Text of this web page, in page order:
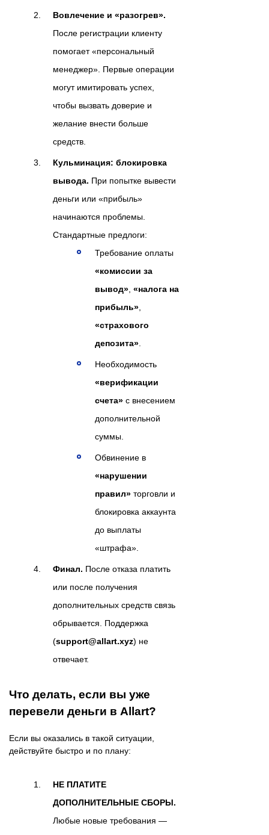
Вовлечение и «разогрев».
После регистрации клиенту
помогает «персональный
менеджер». Первые операции
могут имитировать успех,
чтобы вызвать доверие и
желание внести больше
средств.
Кульминация: блокировка
вывода. При попытке вывести
деньги или «прибыль»
начинаются проблемы.
Стандартные предлоги:
Требование оплаты
«комиссии за
вывод», «налога на
прибыль»,
«страхового
депозита».
Необходимость
«верификации
счета» с внесением
дополнительной
суммы.
Обвинение в
«нарушении
правил» торговли и
блокировка аккаунта
до выплаты
«штрафа».
Финал. После отказа платить
или после получения
дополнительных средств связь
обрывается. Поддержка
(support@allart.xyz) не
отвечает.
Что делать, если вы уже
перевели деньги в Allart?
Если вы оказались в такой ситуации,
действуйте быстро и по плану:
НЕ ПЛАТИТЕ
ДОПОЛНИТЕЛЬНЫЕ СБОРЫ.
Любые новые требования —